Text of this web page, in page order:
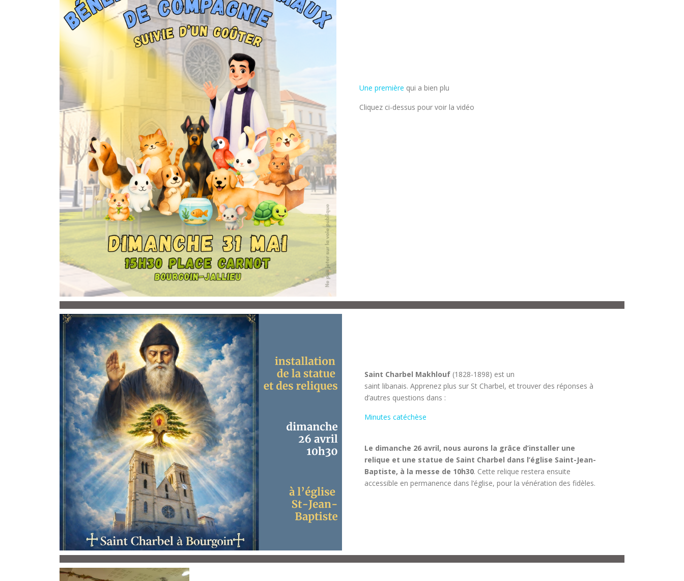
Une première qui a bien plu
Cliquez ci-dessus pour voir la vidéo
Saint Charbel Makhlouf (1828-1898) est un
saint libanais. Apprenez plus sur St Charbel, et trouver des réponses à
d’autres questions dans :
Minutes catéchèse
Le dimanche 26 avril, nous aurons la grâce d’installer une
relique et une statue de Saint Charbel dans l’église Saint-Jean-
Baptiste, à la messe de 10h30. Cette relique restera ensuite
accessible en permanence dans l’église, pour la vénération des fidèles.